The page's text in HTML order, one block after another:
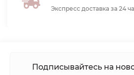
Экспресс доставка за 24
Подписывайтесь на